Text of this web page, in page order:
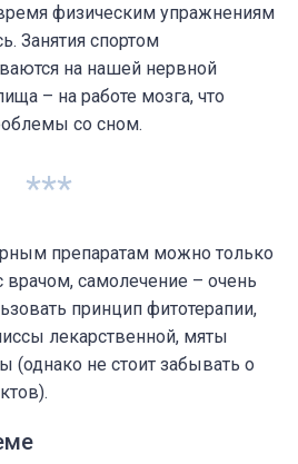
физическим упражнениям
Занятия спортом
на нашей нервной
– на работе мозга, что
со сном.
***
препаратам можно только
врачом, самолечение – очень
принцип фитотерапии,
лекарственной, мяты
(однако не стоит забывать о